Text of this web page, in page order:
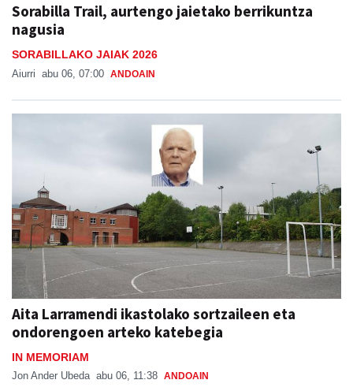
Sorabilla Trail, aurtengo jaietako berrikuntza
nagusia
SORABILLAKO JAIAK 2026
Aiurri abu 06, 07:00 ANDOAIN
Aita Larramendi ikastolako sortzaileen eta
ondorengoen arteko katebegia
IN MEMORIAM
Jon Ander Ubeda abu 06, 11:38 ANDOAIN